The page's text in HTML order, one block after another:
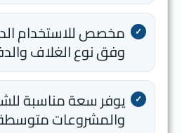
مخصص للاستخدام
وفق نوع الغلاف
يوفر سعة مناسبة
والمشروعات